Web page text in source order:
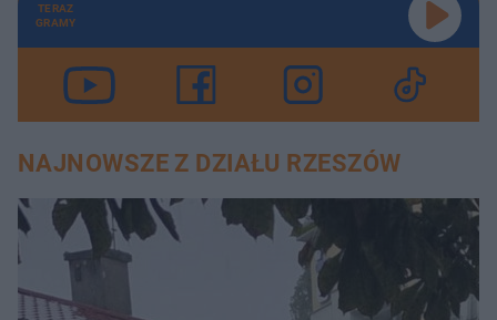
TERAZ
GRAMY
NAJNOWSZE Z DZIAŁU RZESZÓW